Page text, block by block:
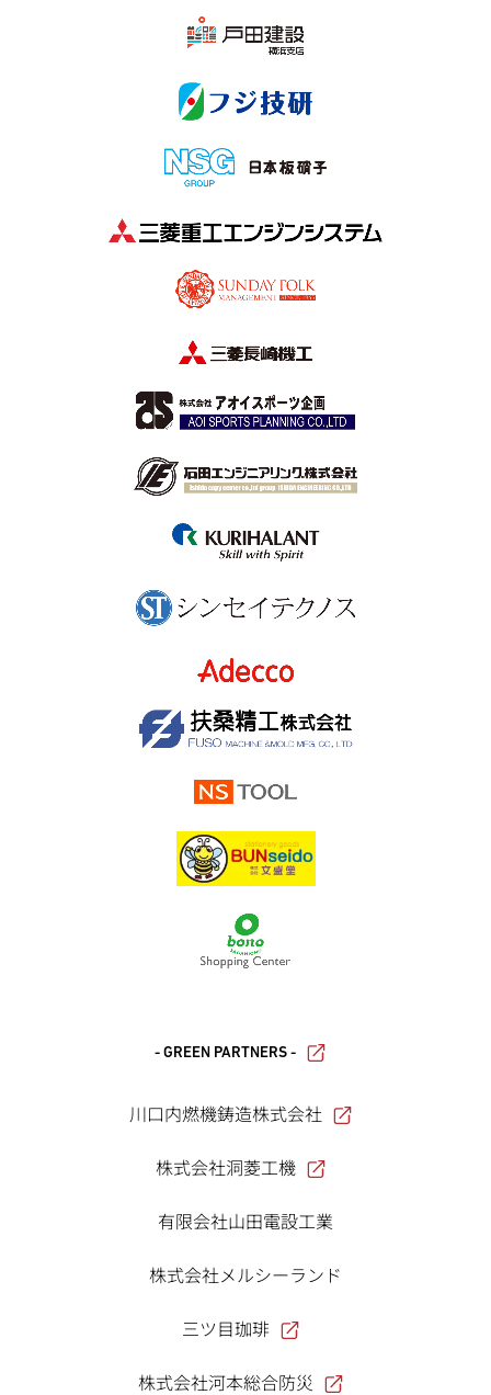
- GREEN PARTNERS -
川口内燃機鋳造株式会社
株式会社洞菱工機
有限会社山田電設工業
株式会社メルシーランド
三ツ目珈琲
株式会社河本総合防災